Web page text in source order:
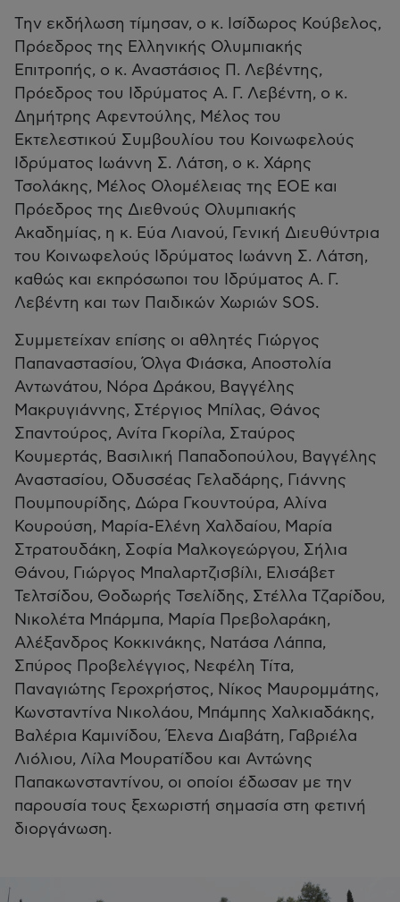
Την εκδήλωση τίμησαν, ο κ. Ισίδωρος Κούβελος,
Πρόεδρος της Ελληνικής Ολυμπιακής
Επιτροπής, ο κ. Αναστάσιος Π. Λεβέντης,
Πρόεδρος του Ιδρύματος Α. Γ. Λεβέντη, ο κ.
Δημήτρης Αφεντούλης, Μέλος του
Εκτελεστικού Συμβουλίου του Κοινωφελούς
Ιδρύματος Ιωάννη Σ. Λάτση, ο κ. Χάρης
Τσολάκης, Μέλος Ολομέλειας της ΕΟΕ και
Πρόεδρος της Διεθνούς Ολυμπιακής
Ακαδημίας, η κ. Εύα Λιανού, Γενική Διευθύντρια
του Κοινωφελούς Ιδρύματος Ιωάννη Σ. Λάτση,
καθώς και εκπρόσωποι του Ιδρύματος Α. Γ.
Λεβέντη και των Παιδικών Χωριών SOS.
Συμμετείχαν επίσης οι αθλητές Γιώργος
Παπαναστασίου, Όλγα Φιάσκα, Αποστολία
Αντωνάτου, Νόρα Δράκου, Βαγγέλης
Μακρυγιάννης, Στέργιος Μπίλας, Θάνος
Σπαντούρος, Ανίτα Γκορίλα, Σταύρος
Κουμερτάς, Βασιλική Παπαδοπούλου, Βαγγέλης
Αναστασίου, Οδυσσέας Γελαδάρης, Γιάννης
Πουμπουρίδης, Δώρα Γκουντούρα, Αλίνα
Κουρούση, Μαρία-Ελένη Χαλδαίου, Μαρία
Στρατουδάκη, Σοφία Μαλκογεώργου, Σήλια
Θάνου, Γιώργος Μπαλαρτζισβίλι, Ελισάβετ
Τελτσίδου, Θοδωρής Τσελίδης, Στέλλα Τζαρίδου,
Νικολέτα Μπάρμπα, Μαρία Πρεβολαράκη,
Αλέξανδρος Κοκκινάκης, Νατάσα Λάππα,
Σπύρος Προβελέγγιος, Νεφέλη Τίτα,
Παναγιώτης Γεροχρήστος, Νίκος Μαυρομμάτης,
Κωνσταντίνα Νικολάου, Μπάμπης Χαλκιαδάκης,
Βαλέρια Καμινίδου, Έλενα Διαβάτη, Γαβριέλα
Λιόλιου, Λίλα Μουρατίδου και Αντώνης
Παπακωνσταντίνου, οι οποίοι έδωσαν με την
παρουσία τους ξεχωριστή σημασία στη φετινή
διοργάνωση.